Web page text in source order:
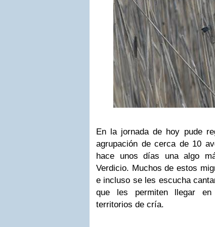
En la jornada de hoy pude
agrupación de cerca de 10
hace unos días una algo
Verdicio. Muchos de estos
e incluso se les escucha
que les permiten llegar
territorios de cría.